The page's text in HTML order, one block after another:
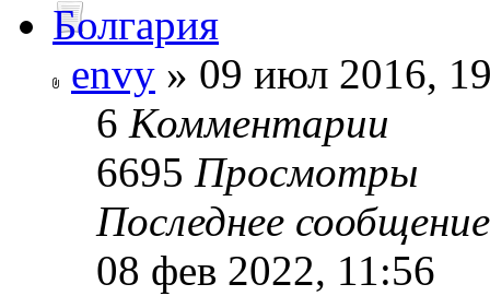
Болгария
envy » 09 июл 2016,
6 Комментарии
6695 Просмотры
Последнее
08 фев 2022, 11:56